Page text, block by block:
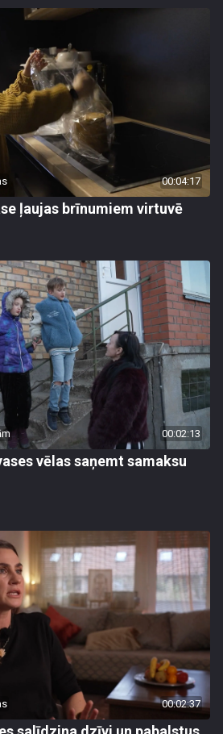
00:04:17
ļaujas brīnumiem virtuvē
00:02:13
vēlas saņemt samaksu
00:02:37